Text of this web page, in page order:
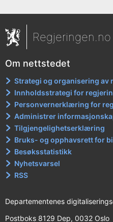
Regjeringen.no
Om nettstedet
Strategi og organisering av
Innholdsstrategi for
Personvernerklæring for
Administrer
Tilgjengelighetserklæring
Bruks- og opphavsrett for
Besøksstatistikk
Nyhetsvarsel
RSS
Departementenes
Postboks 8129 Dep, 0032 Oslo